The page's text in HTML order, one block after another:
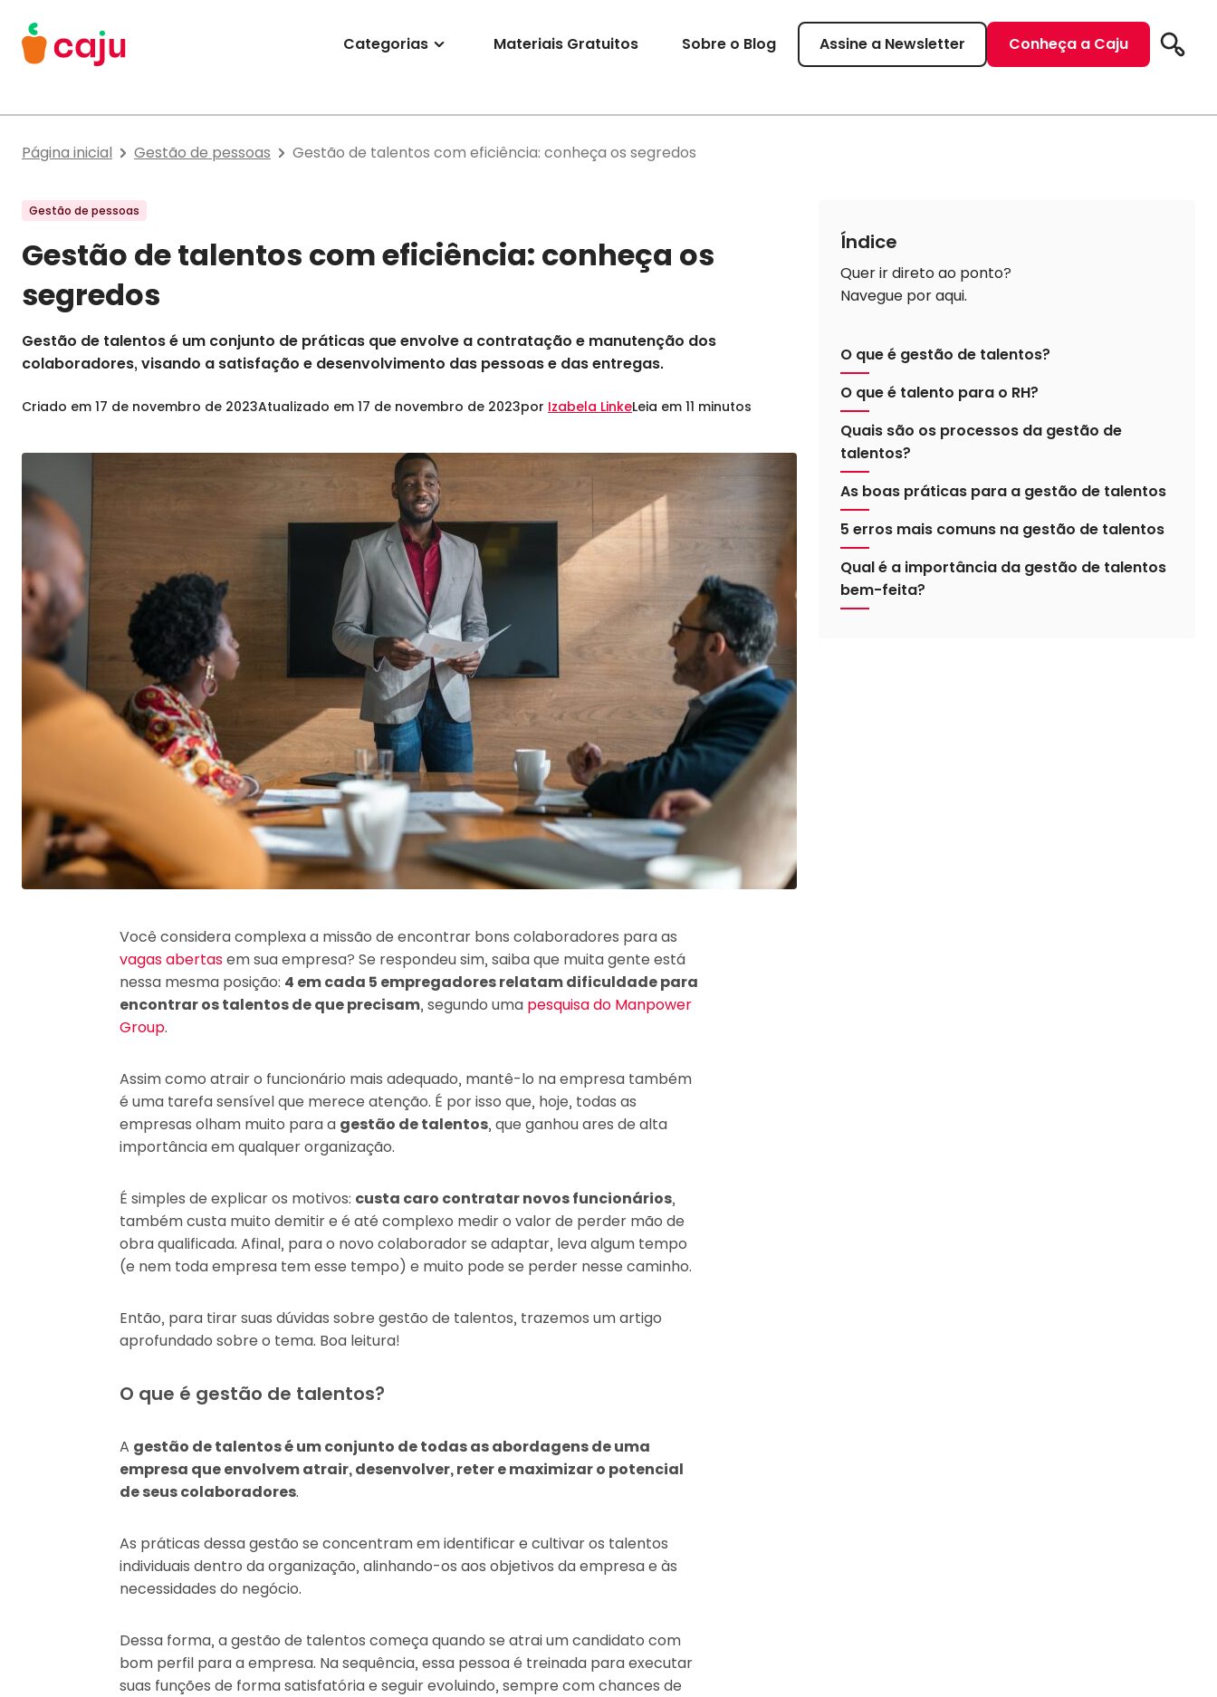
Menu Principal
Categorias Materiais Gratuitos Sobre o Blog Assine a Newsletter Conheça a Caju
Página inicial Gestão de pessoas Gestão de talentos com eficiência: conheça os segredos
Gestão de pessoas
Gestão de talentos com eficiência: conheça os
segredos
Gestão de talentos é um conjunto de práticas que envolve a contratação e manutenção dos
colaboradores, visando a satisfação e desenvolvimento das pessoas e das entregas.
Criado em 17 de novembro de 2023Atualizado em 17 de novembro de 2023por Izabela LinkeLeia em 11 minutos
Você considera complexa a missão de encontrar bons colaboradores para as
vagas abertasem sua empresa? Se respondeu sim, saiba que muita gente está
nessa mesma posição: 4 em cada 5 empregadores relatam dificuldade para
encontrar os talentos de que precisam, segundo uma pesquisa do Manpower
Group.
Assim como atrair o funcionário mais adequado, mantê-lo na empresa também
é uma tarefa sensível que merece atenção. É por isso que, hoje, todas as
empresas olham muito para a gestão de talentos, que ganhou ares de alta
importância em qualquer organização.
É simples de explicar os motivos: custa caro contratar novos funcionários,
também custa muito demitir e é até complexo medir o valor de perder mão de
obra qualificada. Afinal, para o novo colaborador se adaptar, leva algum tempo
(e nem toda empresa tem esse tempo) e muito pode se perder nesse caminho.
Então, para tirar suas dúvidas sobre gestão de talentos, trazemos um artigo
aprofundado sobre o tema. Boa leitura!
O que é gestão de talentos?
A gestão de talentos é um conjunto de todas as abordagens de uma
empresa que envolvem atrair, desenvolver, reter e maximizar o potencial
de seus colaboradores.
As práticas dessa gestão se concentram em identificar e cultivar os talentos
individuais dentro da organização, alinhando-os aos objetivos da empresa e às
necessidades do negócio.
Dessa forma, a gestão de talentos começa quando se atrai um candidato com
bom perfil para a empresa. Na sequência, essa pessoa é treinada para executar
suas funções de forma satisfatória e seguir evoluindo, sempre com chances de
Índice
Quer ir direto ao ponto?
Navegue por aqui.
O que é gestão de talentos?
O que é talento para o RH?
Quais são os processos da gestão de
talentos?
As boas práticas para a gestão de talentos
5 erros mais comuns na gestão de talentos
Qual é a importância da gestão de talentos
bem-feita?